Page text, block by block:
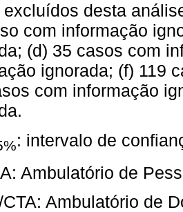
excluídos desta
com informação
(d) 35 casos com
ignorada; (f) 119
com informação
: intervalo de
Ambulatório de
Ambulatório de